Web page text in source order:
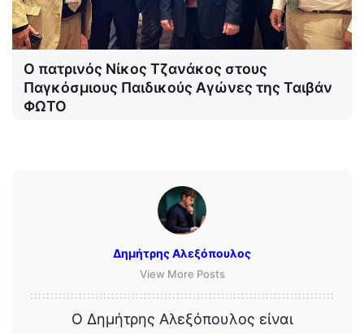
Ο πατρινός Νίκος Τζανάκος στους
Παγκόσμιους Παιδικούς Αγώνες της Ταιβάν
ΦΩΤΟ
Δημήτρης Αλεξόπουλος
View More Posts
Ο Δημήτρης Αλεξόπουλος είναι